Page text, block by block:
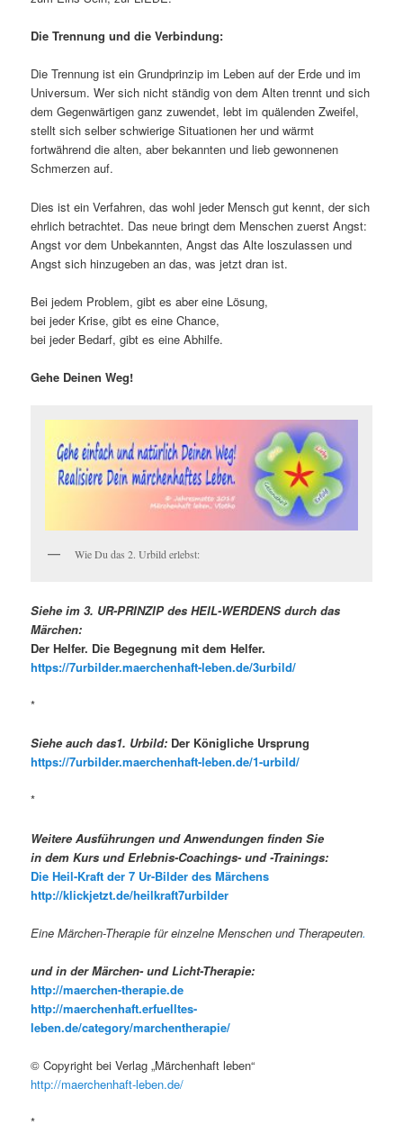
Die Trennung und die Verbindung:
Die Trennung ist ein Grundprinzip im Leben auf der Erde und im
Universum. Wer sich nicht ständig von dem Alten trennt und sich
dem Gegenwärtigen ganz zuwendet, lebt im quälenden Zweifel,
stellt sich selber schwierige Situationen her und wärmt
fortwährend die alten, aber bekannten und lieb gewonnenen
Schmerzen auf.
Dies ist ein Verfahren, das wohl jeder Mensch gut kennt, der sich
ehrlich betrachtet. Das neue bringt dem Menschen zuerst Angst:
Angst vor dem Unbekannten, Angst das Alte loszulassen und
Angst sich hinzugeben an das, was jetzt dran ist.
Bei jedem Problem, gibt es aber eine Lösung,
bei jeder Krise, gibt es eine Chance,
bei jeder Bedarf, gibt es eine Abhilfe.
Gehe Deinen Weg!
Wie Du das 2. Urbild erlebst:
Siehe im 3. UR-PRINZIP des HEIL-WERDENS durch das
Märchen:
Der Helfer. Die Begegnung mit dem Helfer.
https://7urbilder.maerchenhaft-leben.de/3urbild/
*
Siehe auch das1. Urbild: Der Königliche Ursprung
https://7urbilder.maerchenhaft-leben.de/1-urbild/
*
Weitere Ausführungen und Anwendungen finden Sie
in dem Kurs und Erlebnis-Coachings- und -Trainings:
Die Heil-Kraft der 7 Ur-Bilder des Märchens
http://klickjetzt.de/heilkraft7urbilder
Eine Märchen-Therapie für einzelne Menschen und Therapeuten.
und in der Märchen- und Licht-Therapie:
http://maerchen-therapie.de
http://maerchenhaft.erfuelltes-
leben.de/category/marchentherapie/
© Copyright bei Verlag „Märchenhaft leben“
http://maerchenhaft-leben.de/
*